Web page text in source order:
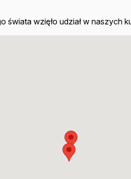
świata wzięło udział w naszych